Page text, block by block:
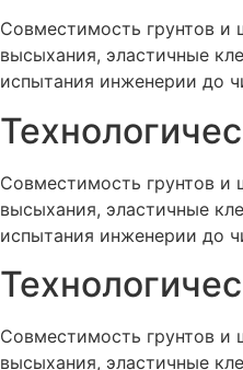
Совместимость грунтов
высыхания, эластичные
испытания инженерии до
Совместимость грунтов
высыхания, эластичные
испытания инженерии до
Совместимость грунтов
высыхания, эластичные